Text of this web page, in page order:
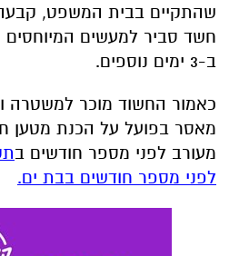
שהתקיים בבית המשפט,
חשד סביר למעשים המיוחסים
ב-3 ימים נוספים.
כאמור החשוד מוכר למשטרה
מאסר בפועל על הכנת מטען
מעורב לפני מספר חודשים ב
לפני מספר חודשים בבת ים.